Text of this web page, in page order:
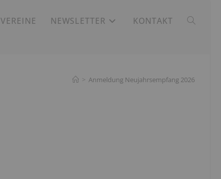
VEREINE NEWSLETTER KONTAKT WEBSITE-
> Anmeldung Neujahrsempfang 2026